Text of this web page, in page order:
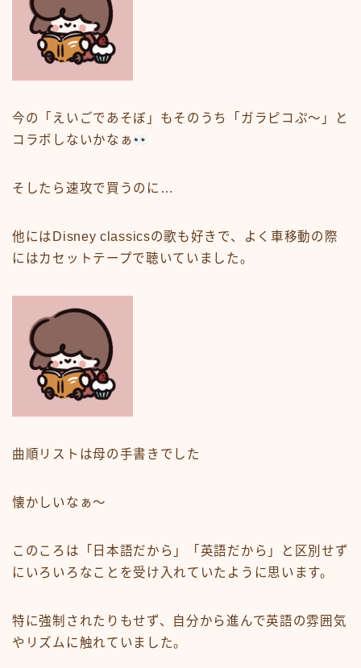
今の「えいごであそぼ」もそのうち「ガラピコぷ〜」と
コラボしないかなぁ
そしたら速攻で買うのに…
他には Disney classicsの歌も好きで、よく車移動の際
にはカセットテープで聴いていました。
曲順リストは母の手書きでした
懐かしいなぁ〜
このころは「日本語だから」「英語だから」と区別せず
にいろいろなことを受け入れていたように思います。
特に強制されたりもせず、自分から進んで英語の雰囲気
やリズムに触れていました。